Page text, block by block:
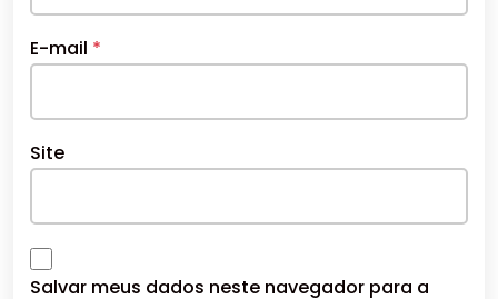
E-mail *
Site
Salvar meus dados neste navegador para a